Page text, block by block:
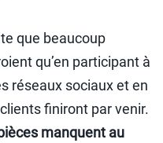
que beaucoup
qu’en participant à
réseaux sociaux et en
finiront par venir.
manquent au